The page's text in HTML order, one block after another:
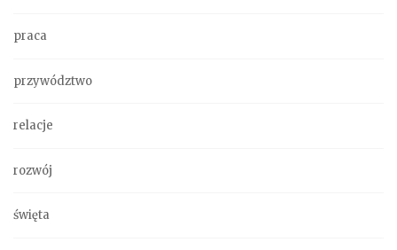
praca
przywództwo
relacje
rozwój
święta